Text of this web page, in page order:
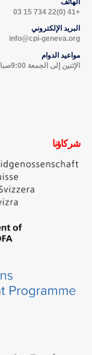
الهاتف
+41 (0)22 734 15 03
البريد الإلكتروني
info@cpi-geneva.org
مواعيد الدوام
الإثنين إلى الجمعة 9:00صباحاً - 5:00مساءاً
شركاؤنا